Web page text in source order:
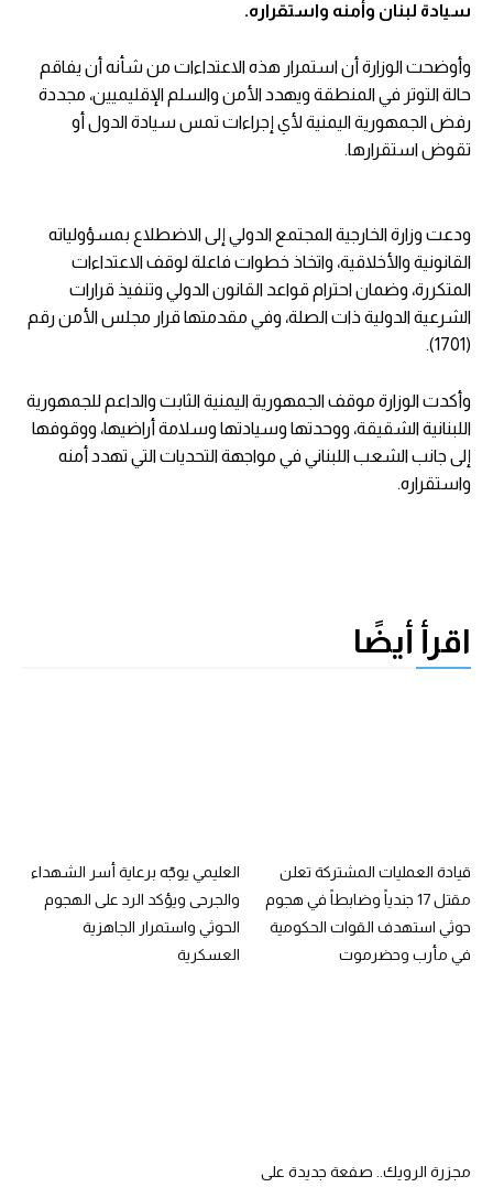
سيادة لبنان وأمنه واستقراره.
وأوضحت الوزارة أن استمرار هذه الاعتداءات من شأنه أن يفاقم
حالة التوتر في المنطقة ويهدد الأمن والسلم الإقليميين، مجددة
رفض الجمهورية اليمنية لأي إجراءات تمس سيادة الدول أو
تقوض استقرارها.
ودعت وزارة الخارجية المجتمع الدولي إلى الاضطلاع بمسؤولياته
القانونية والأخلاقية، واتخاذ خطوات فاعلة لوقف الاعتداءات
المتكررة، وضمان احترام قواعد القانون الدولي وتنفيذ قرارات
الشرعية الدولية ذات الصلة، وفي مقدمتها قرار مجلس الأمن رقم
(1701).
وأكدت الوزارة موقف الجمهورية اليمنية الثابت والداعم للجمهورية
اللبنانية الشقيقة، ووحدتها وسيادتها وسلامة أراضيها، ووقوفها
إلى جانب الشعب اللبناني في مواجهة التحديات التي تهدد أمنه
واستقراره.
اقرأ أيضًا
قيادة العمليات المشتركة تعلن
مقتل 17 جندياً وضابطاً في هجوم
حوثي استهدف القوات الحكومية
في مأرب وحضرموت
العليمي يوجّه برعاية أسر الشهداء
والجرحى ويؤكد الرد على الهجوم
الحوثي واستمرار الجاهزية
العسكرية
مجزرة الرويك.. صفعة جديدة على